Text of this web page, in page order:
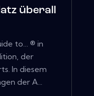
überall
to… ® in
der
In diesem
der A...